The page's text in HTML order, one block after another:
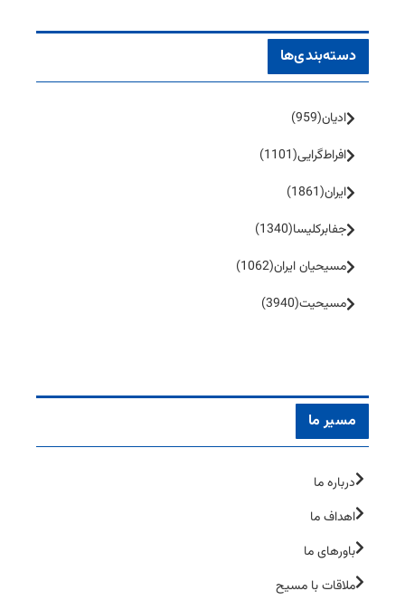
دسته‌بندی‌ها
ادیان(959)
افراط‌گرایی(1101)
ایران(1861)
جفا‌بر‌کلیسا(1340)
مسیحیان ایران(1062)
مسیحیت(3940)
مسیر ما
درباره ما
اهداف ما
باورهای ما
ملاقات با مسیح